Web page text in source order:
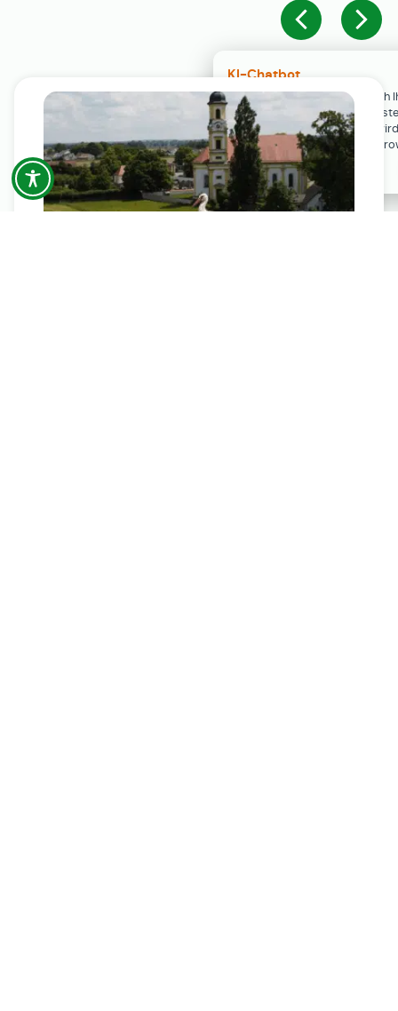
KI-Chatbot
Der KI-Chatbot steht erst nach
Einwilligung in den Cookie-
Verfügung. Der Chat-Verlauf
ausschließlich lokal in Ihrem
gespeichert.